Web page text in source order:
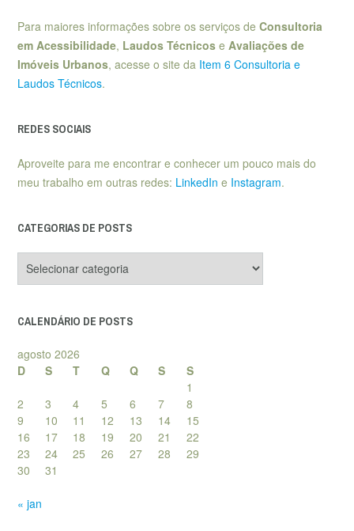
Para maiores informações sobre os serviços de Consultoria
em Acessibilidade, Laudos Técnicos e Avaliações de
Imóveis Urbanos, acesse o site da Item 6 Consultoria e
Laudos Técnicos.
REDES SOCIAIS
Aproveite para me encontrar e conhecer um pouco mais do
meu trabalho em outras redes: LinkedIn e Instagram.
CATEGORIAS DE POSTS
de
CALENDÁRIO DE POSTS
agosto 2026
D
S T Q Q S
S
1
2
3 4 5 6 7
8
9
10 11 12 13 14
15
16
17 18 19 20 21
22
23
24 25 26 27 28
29
30
31
« jan